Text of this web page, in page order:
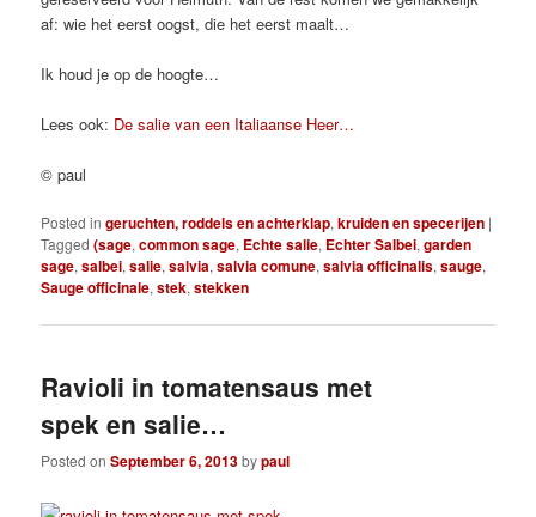
af: wie het eerst oogst, die het eerst maalt…
Ik houd je op de hoogte…
Lees ook: De salie van een Italiaanse Heer…
© paul
Posted in geruchten, roddels en achterklap,kruiden en specerijen |
Tagged (sage,common sage, Echte salie, Echter Salbei,garden
sage,salbei,salie,salvia,salvia comune,salvia officinalis,sauge,
Sauge officinale,stek,stekken
Ravioli in tomatensaus met
spek en salie…
Posted onSeptember 6, 2013bypaul